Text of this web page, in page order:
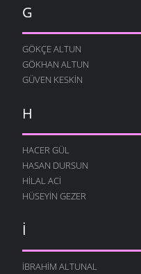
G
GÖKÇE ALTUN
GÖKHAN ALTUN
GÜVEN KESKIN
H
HACER GÜL
HASAN DURSUN
HILAL ACI
HÜSEYIN GEZER
İ
İBRAHIM ALTUNAL